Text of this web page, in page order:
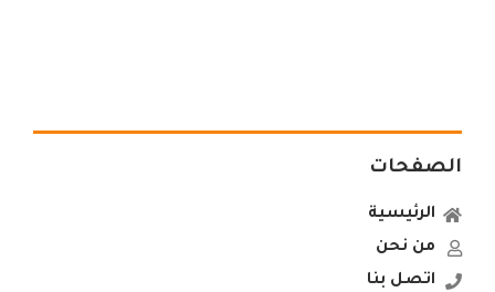
الصفحات
الرئيسية
من نحن
اتصل بنا